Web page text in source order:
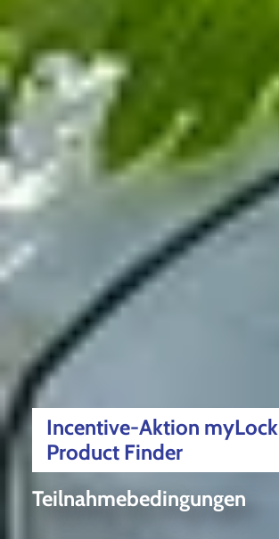
Teilnahmebedingungen
Incentive-Aktion myLock
Product Finder